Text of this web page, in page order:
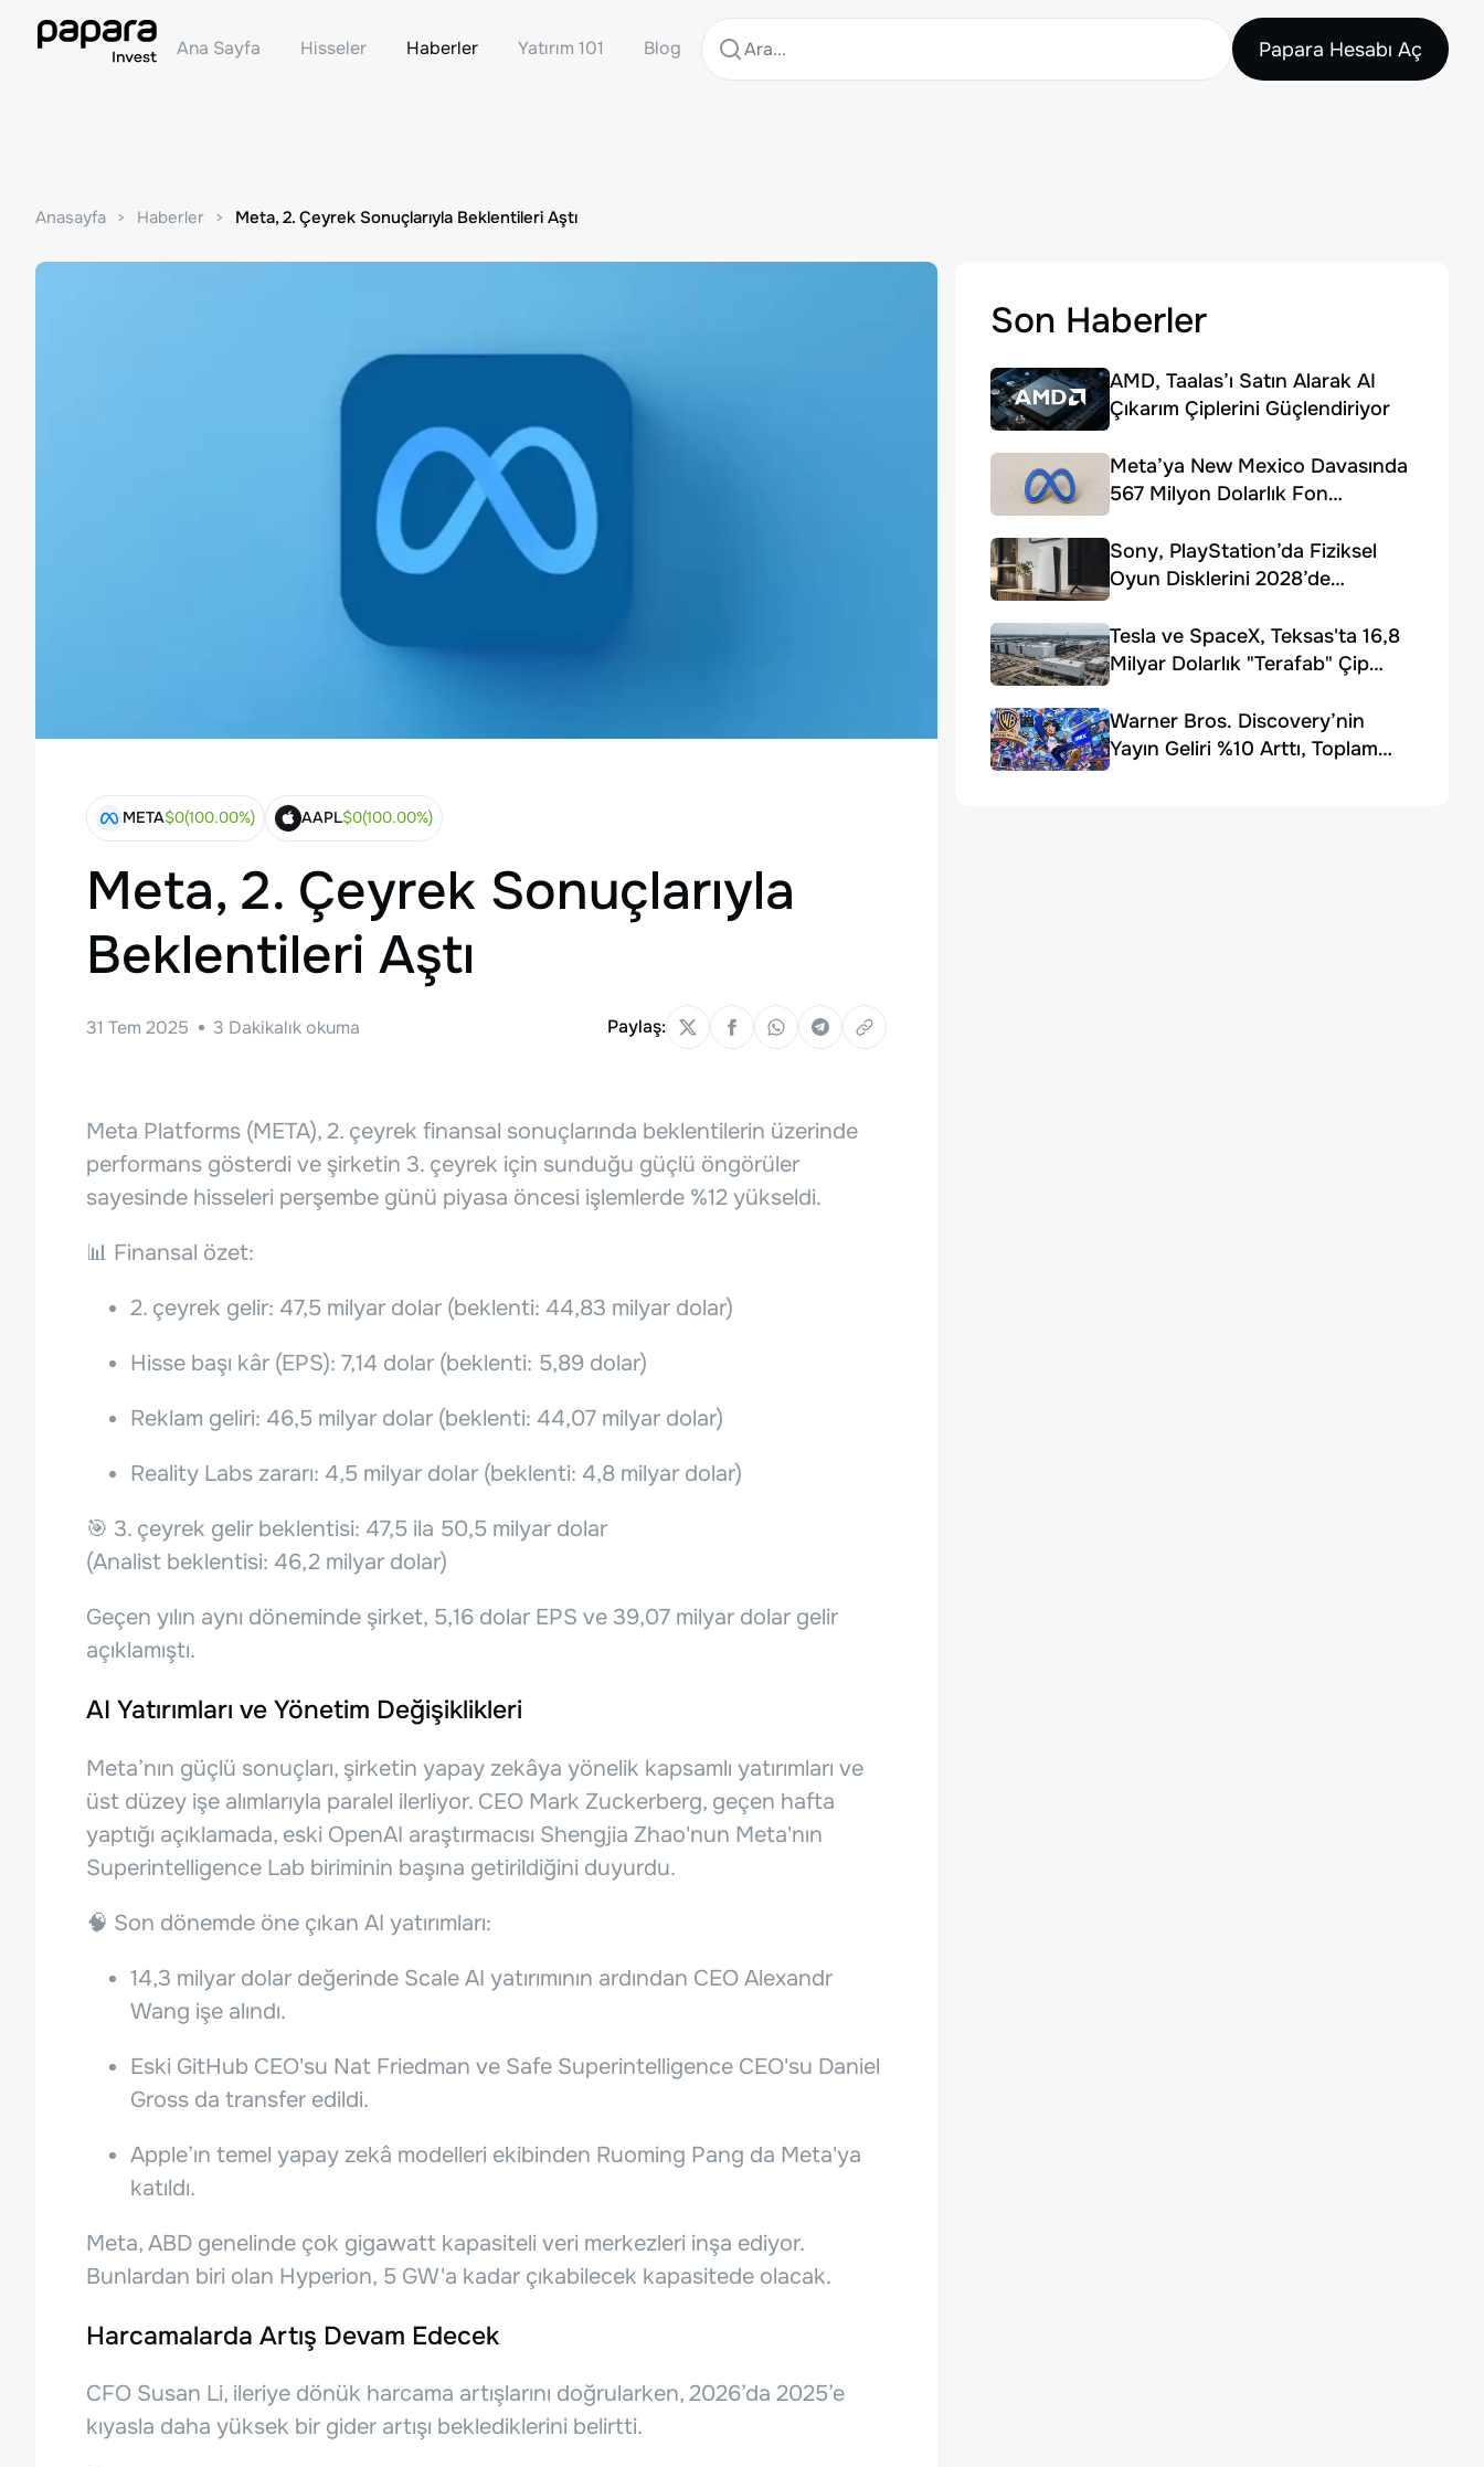
Ana Sayfa Hisseler Haberler Yatırım 101 Blog Papara Hesabı Aç
Anasayfa Haberler Meta, 2. Çeyrek Sonuçlarıyla Beklentileri Aştı
META$0(100.00%) AAPL$0(100.00%)
Meta, 2. Çeyrek Sonuçlarıyla
Beklentileri Aştı
31 Tem 2025 3 Dakikalık okuma Paylaş:
Meta Platforms (META), 2. çeyrek finansal sonuçlarında beklentilerin üzerinde
performans gösterdi ve şirketin 3. çeyrek için sunduğu güçlü öngörüler
sayesinde hisseleri perşembe günü piyasa öncesi işlemlerde %12 yükseldi.
📊 Finansal özet:
2. çeyrek gelir: 47,5 milyar dolar (beklenti: 44,83 milyar dolar)
Hisse başı kâr (EPS): 7,14 dolar (beklenti: 5,89 dolar)
Reklam geliri: 46,5 milyar dolar (beklenti: 44,07 milyar dolar)
Reality Labs zararı: 4,5 milyar dolar (beklenti: 4,8 milyar dolar)
🎯 3. çeyrek gelir beklentisi: 47,5 ila 50,5 milyar dolar
(Analist beklentisi: 46,2 milyar dolar)
Geçen yılın aynı döneminde şirket, 5,16 dolar EPS ve 39,07 milyar dolar gelir
açıklamıştı.
AI Yatırımları ve Yönetim Değişiklikleri
Meta’nın güçlü sonuçları, şirketin yapay zekâya yönelik kapsamlı yatırımları ve
üst düzey işe alımlarıyla paralel ilerliyor. CEO Mark Zuckerberg, geçen hafta
yaptığı açıklamada, eski OpenAI araştırmacısı Shengjia Zhao'nun Meta'nın
Superintelligence Lab biriminin başına getirildiğini duyurdu.
🧠 Son dönemde öne çıkan AI yatırımları:
14,3 milyar dolar değerinde Scale AI yatırımının ardından CEO Alexandr
Wang işe alındı.
Eski GitHub CEO'su Nat Friedman ve Safe Superintelligence CEO'su Daniel
Gross da transfer edildi.
Apple’ın temel yapay zekâ modelleri ekibinden Ruoming Pang da Meta'ya
katıldı.
Meta, ABD genelinde çok gigawatt kapasiteli veri merkezleri inşa ediyor.
Bunlardan biri olan Hyperion, 5 GW'a kadar çıkabilecek kapasitede olacak.
Harcamalarda Artış Devam Edecek
CFO Susan Li, ileriye dönük harcama artışlarını doğrularken, 2026’da 2025’e
kıyasla daha yüksek bir gider artışı beklediklerini belirtti.
Son Haberler
AMD, Taalas’ı Satın Alarak AI
Çıkarım Çiplerini Güçlendiriyor
Meta’ya New Mexico Davasında
567 Milyon Dolarlık Fon
Sony, PlayStation’da Fiziksel
Oyun Disklerini 2028’de
Tesla ve SpaceX, Teksas'ta 16,8
Milyar Dolarlık "Terafab" Çip
Warner Bros. Discovery’nin
Yayın Geliri %10 Arttı, Toplam